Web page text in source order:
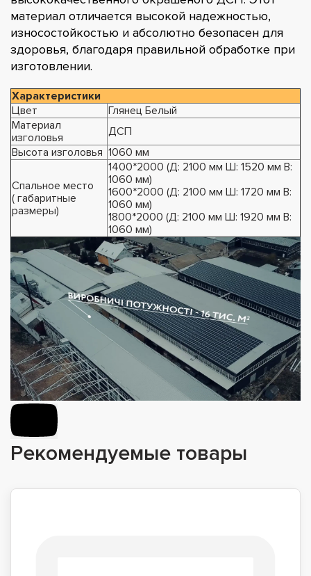
материал отличается высокой надежностью,
износостойкостью и абсолютно безопасен для
здоровья, благодаря правильной обработке при
изготовлении.
Характеристики
Цвет
Глянец Белый
Материал
изголовья
ДСП
Высота изголовья 1060 мм
Спальное место
( габаритные
размеры)
1400*2000 (Д: 2100 мм Ш: 1520 мм В:
1060 мм)
1600*2000 (Д: 2100 мм Ш: 1720 мм В:
1060 мм)
1800*2000 (Д: 2100 мм Ш: 1920 мм В:
1060 мм)
Рекомендуемые товары